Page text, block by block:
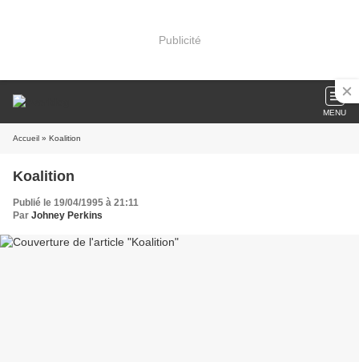
Publicité
MENU
Accueil » Koalition
Koalition
Publié le 19/04/1995 à 21:11
Par Johney Perkins